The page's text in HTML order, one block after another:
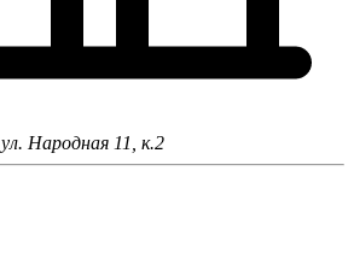
ул. Народная 11, к.2